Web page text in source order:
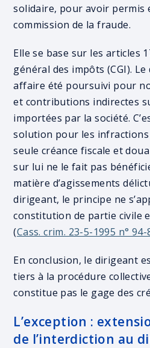
solidaire, pour avoir permis
commission de la fraude.
Elle se base sur les articles
général des impôts (CGI).
affaire été poursuivi pour
et contributions indirectes
importées par la société.
solution pour les infractions
seule créance fiscale et
sur lui ne le fait pas
matière d’agissements
dirigeant, le principe ne
constitution de partie civile
(Cass. crim. 23-5-1995 n° 94-
En conclusion, le dirigeant
tiers à la procédure
constitue pas le gage des
L’exception :
de l’interdiction au